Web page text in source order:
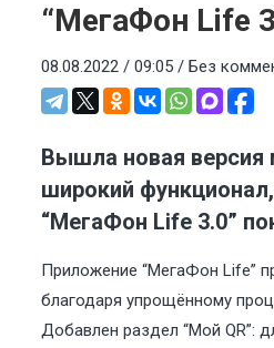
“МегаФон Life
08.08.2022 / 09:05 / Без
Вышла новая версия
широкий
“МегаФон Life 3.0”
Приложение “МегаФон Life”
благодаря упрощённому
Добавлен раздел “Мой QR”: